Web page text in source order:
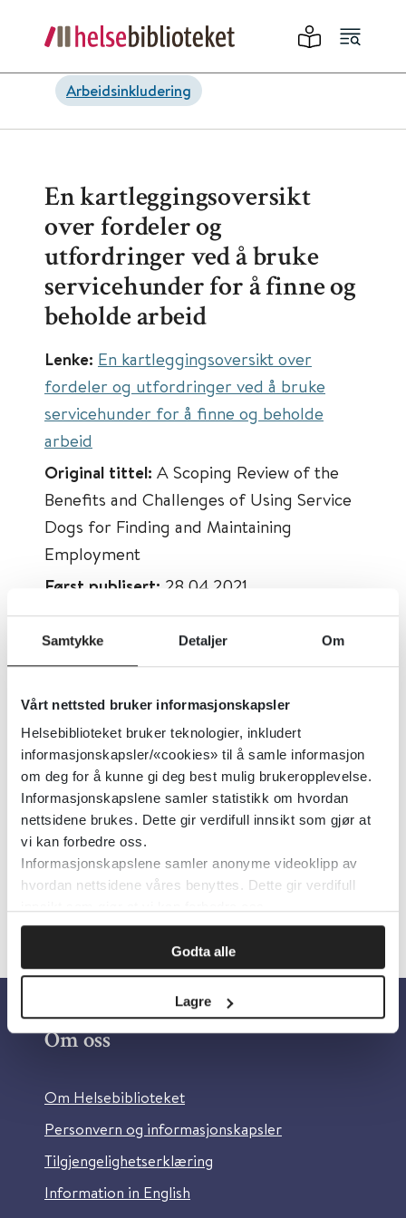
Samtykke Detaljer Om
Vårt nettsted bruker informasjonskapsler
Helsebiblioteket bruker teknologier, inkludert
informasjonskapsler/«cookies» til å samle informasjon
om deg for å kunne gi deg best mulig brukeropplevelse.
Informasjonskapslene samler statistikk om hvordan
nettsidene brukes. Dette gir verdifull innsikt som gjør at
vi kan forbedre oss.
Informasjonskapslene samler anonyme videoklipp av
hvordan nettsidene våres benyttes. Dette gir verdifull
Godta alle
Lagre
Arbeidsinkludering
En kartleggingsoversikt
over fordeler og
utfordringer ved å bruke
servicehunder for å finne og
beholde arbeid
Lenke: En kartleggingsoversikt over
fordeler og utfordringer ved å bruke
servicehunder for å finne og beholde
arbeid
Original tittel: A Scoping Review of the
Benefits and Challenges of Using Service
Dogs for Finding and Maintaining
Employment
Først publisert: 28.04.2021
Tema:Arbeidsinkludering
Emner:Psykisk helse, Supported
arbeidslivet, Tiltak på arbeidsplassen
Dokumenttype: Oppsummert forskning
Utgiver:Journal of Occupational
Rehabilitation
Språk:Engelsk
Om oss
Om Helsebiblioteket
Personvern og informasjonskapsler
Tilgjengelighetserklæring
Information in English